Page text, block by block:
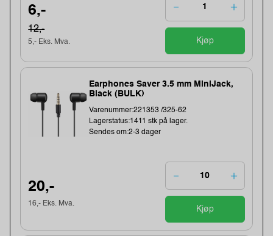
6,-
12,-
5,- Eks. Mva. Kjøp
Earphones Saver 3.5 mm MiniJack,
Black (BULK)
Varenummer:221353 /325-62
Lagerstatus:1411 stk på lager.
Sendes om:2-3 dager
20,-
16,- Eks. Mva.
Kjøp